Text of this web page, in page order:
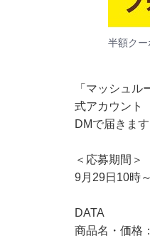
半額ク
「マッシュ
式アカウント
DMで届きます
＜応募期間＞
9月29日10時
DATA
商品名・価格